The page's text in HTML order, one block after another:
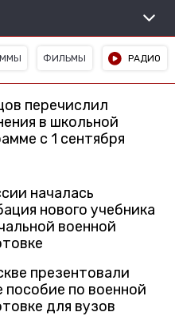
ФИЛЬМЫ РАДИО
перечислил
в школьной
с 1 сентября
началась
нового учебника
военной
презентовали
пособие по военной
для вузов